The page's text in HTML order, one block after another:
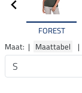
FOREST
Maat: | Maattabel |